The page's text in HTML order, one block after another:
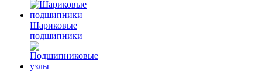
Шариковые
подшипники